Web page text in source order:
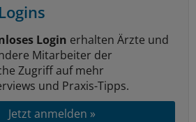
Login erhalten Ärzte und
Mitarbeiter der
Zugriff auf mehr
und Praxis-Tipps.
Jetzt anmelden »